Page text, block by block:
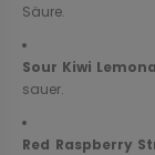
Säure.
Sour Kiwi
sauer.
Red Raspberry